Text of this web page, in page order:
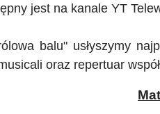
jest na kanale YT
balu"usłyszymy
oraz repertuar